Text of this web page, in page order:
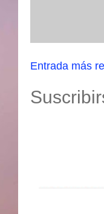
Entrada más